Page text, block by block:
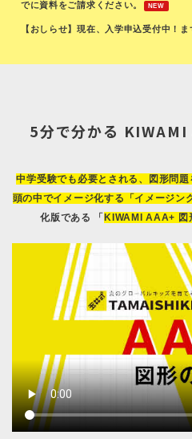
でに資料をご請求ください。
NEW
【おしらせ】現在、入学申込受付中！
5分で分かる KIWAMI
中学受験でも必要とされる、図形問
頭の中でイメージ化する「イメージン
化版である 「 KIWAMI AAA+ 図